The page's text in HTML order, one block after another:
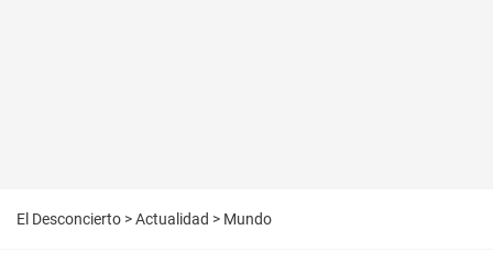
El Desconcierto >Actualidad > Mundo